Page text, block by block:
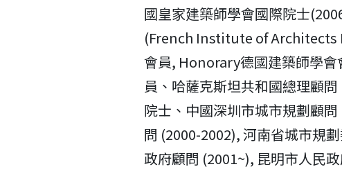
國皇家建築師學會國際院士
(French Institute of Architects
會員, Honorary德國建築師學
員、哈薩克斯坦共和國總理顧
院士、中國深圳市城市規劃顧
問 (2000-2002), 河南省城市規
政府顧問 (2001~), 昆明市人民